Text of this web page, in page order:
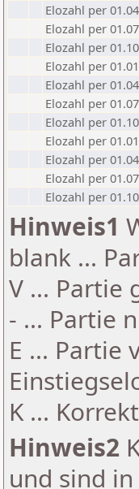
Elozahl per
Elozahl per
Elozahl per
Elozahl per
Elozahl per
Elozahl per
Elozahl per
Elozahl per
Elozahl per
Elozahl per
Elozahl per
Hinweis1
blank ...
V ... Partie
- ... Partie
E ... Partie
K ...
Hinweis2
und sind